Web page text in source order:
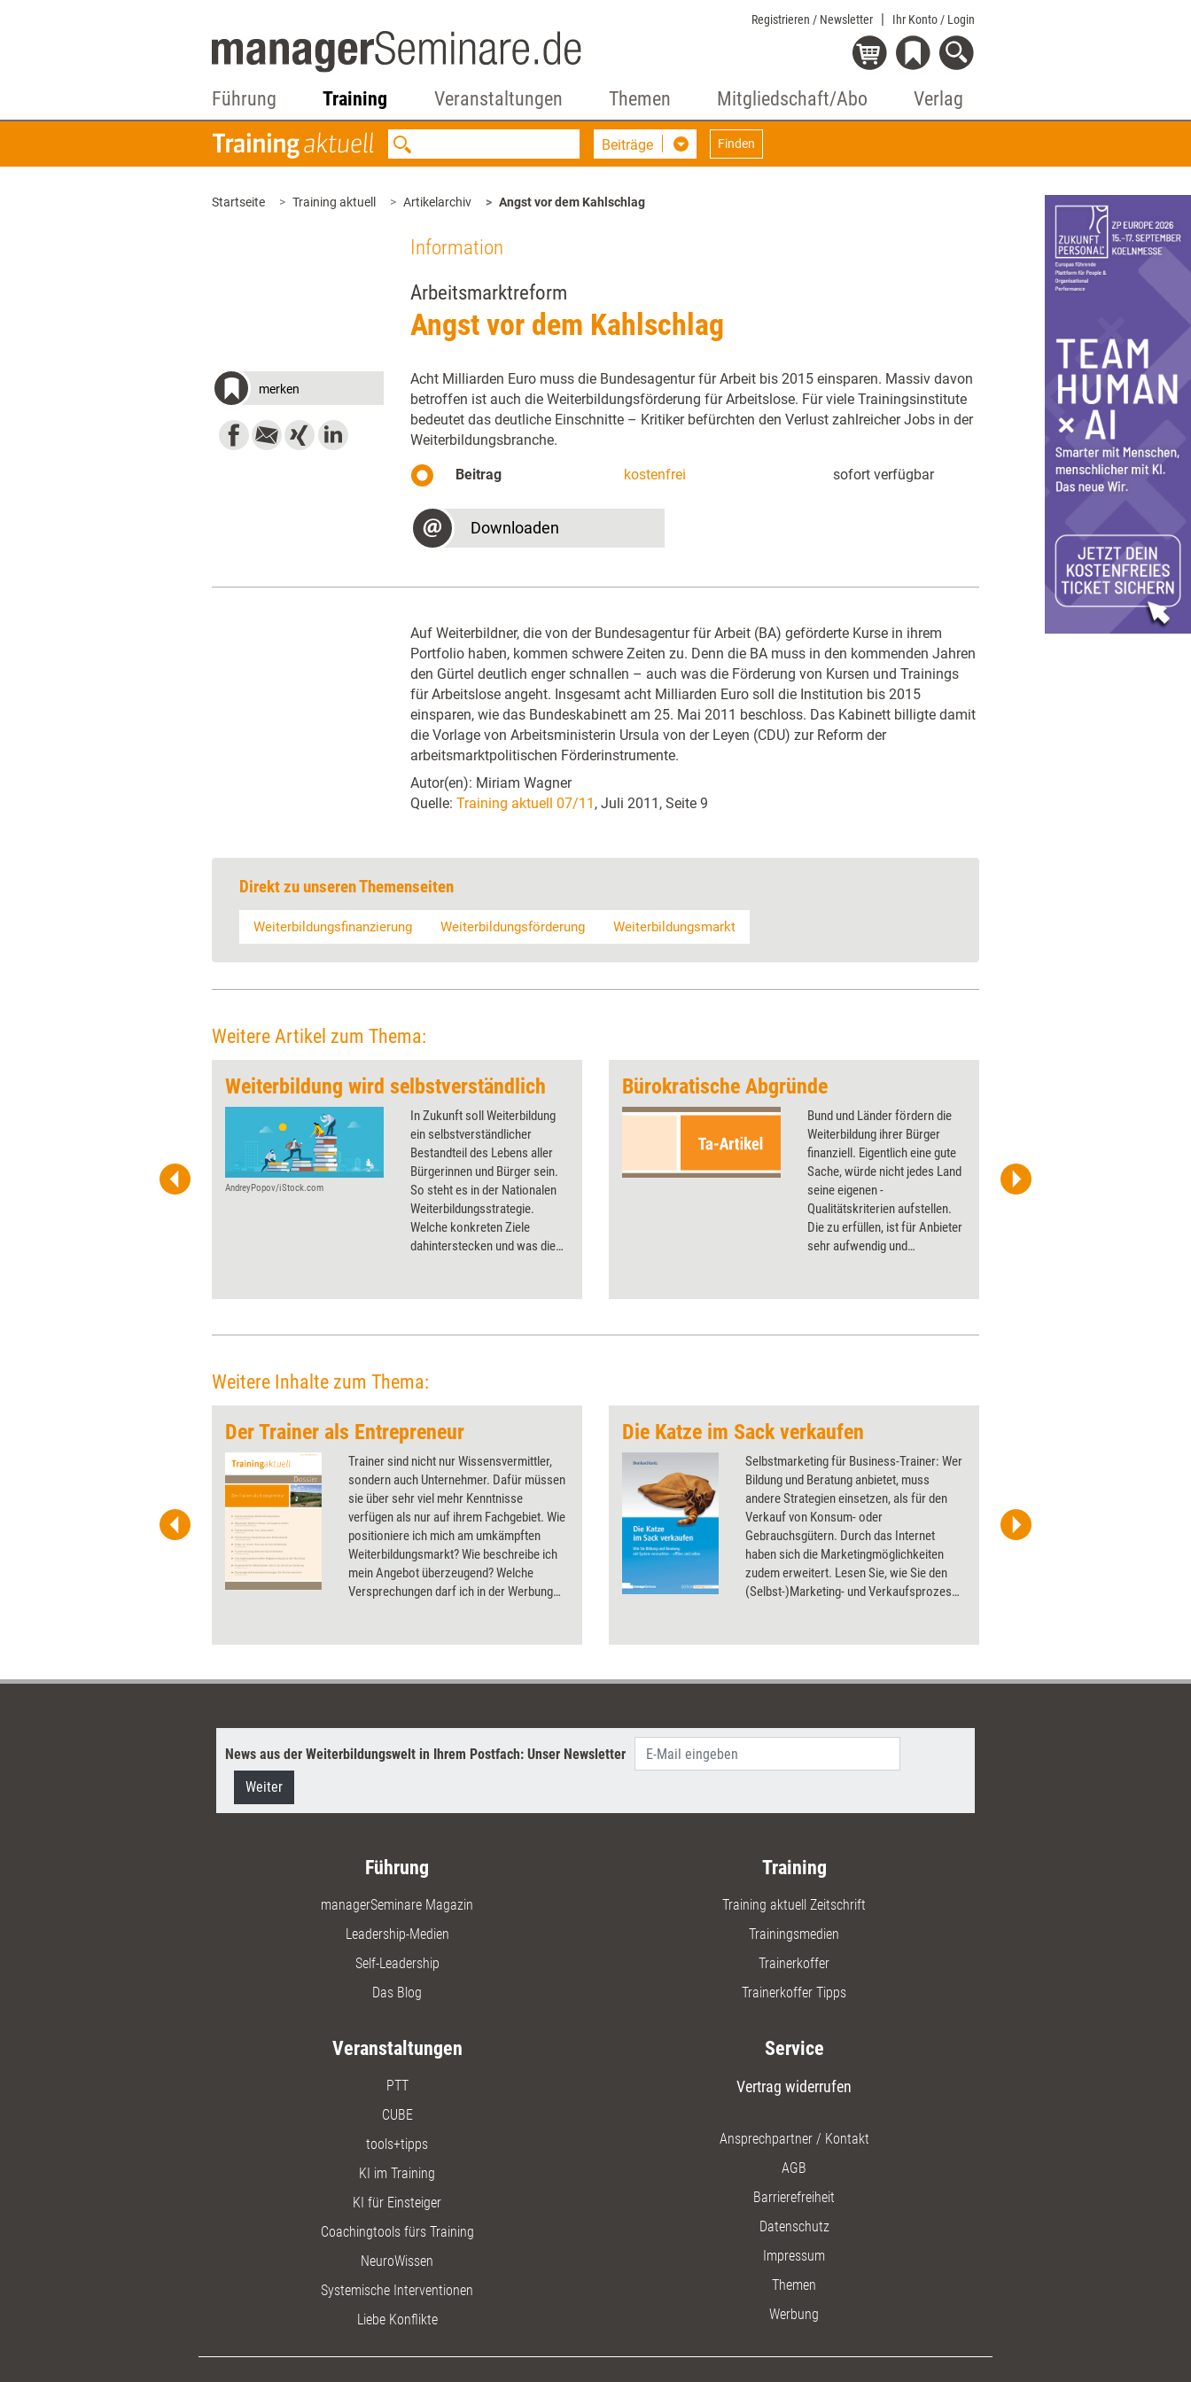
Registrieren / Newsletter Ihr Konto / Login
Führung Training Veranstaltungen Themen Mitgliedschaft/Abo Verlag
Beiträge Finden
Startseite Training aktuell Artikelarchiv Angst vor dem Kahlschlag
Information
Arbeitsmarktreform
Angst vor dem Kahlschlag
merken
Acht Milliarden Euro muss die Bundesagentur für Arbeit bis 2015 einsparen. Massiv davon
betroffen ist auch die Weiterbildungsförderung für Arbeitslose. Für viele Trainingsinstitute
bedeutet das deutliche Einschnitte – Kritiker befürchten den Verlust zahlreicher Jobs in der
Weiterbildungsbranche.
Beitrag kostenfrei sofort verfügbar
Downloaden
Auf Weiterbildner, die von der Bundesagentur für Arbeit (BA) geförderte Kurse in ihrem
Portfolio haben, kommen schwere Zeiten zu. Denn die BA muss in den kommenden Jahren
den Gürtel deutlich enger schnallen – auch was die Förderung von Kursen und Trainings
für Arbeitslose angeht. Insgesamt acht Milliarden Euro soll die Institution bis 2015
einsparen, wie das Bundeskabinett am 25. Mai 2011 beschloss. Das Kabinett billigte damit
die Vorlage von Arbeitsministerin Ursula von der Leyen (CDU) zur Reform der
arbeitsmarktpolitischen Förderinstrumente.
Autor(en): Miriam Wagner
Quelle: Training aktuell 07/11 , Juli 2011, Seite 9
Direkt zu unseren Themenseiten
Weiterbildungsfinanzierung Weiterbildungsförderung Weiterbildungsmarkt
Weitere Artikel zum Thema:
Weiterbildung wird selbstverständlich
AndreyPopov/iStock.com
In Zukunft soll Weiterbildung
ein selbstverständlicher
Bestandteil des Lebens aller
Bürgerinnen und Bürger sein.
So steht es in der Nationalen
Weiterbildungsstrategie.
Welche konkreten Ziele
dahinterstecken und was diese
Bürokratische Abgründe
Bund und Länder fördern die
Weiterbildung ihrer Bürger
finanziell. ­Eigentlich eine gute
Sache, würde nicht jedes Land
seine eigenen ­
Qualitätskriterien aufstellen.
Die zu erfüllen, ist für Anbieter
sehr aufwendig und
Stäudner.
racorn/Shutterstock
Weitere Inhalte zum Thema:
Der Trainer als Entrepreneur
Trainer sind nicht nur Wissensvermittler,
sondern auch Unternehmer. Dafür müssen
sie über sehr viel mehr Kenntnisse
verfügen als nur auf ihrem Fachgebiet. Wie
positioniere ich mich am umkämpften
Weiterbildungsmarkt? Wie beschreibe ich
mein Angebot überzeugend? Welche
Versprechungen darf ich in der Werbung
Die Katze im Sack verkaufen
Selbstmarketing für Business-Trainer: Wer
Bildung und Beratung anbietet, muss
andere Strategien einsetzen, als für den
Verkauf von Konsum- oder
Gebrauchsgütern. Durch das Internet
haben sich die Marketingmöglichkeiten
zudem erweitert. Lesen Sie, wie Sie den
(Selbst-)Marketing- und Verkaufsprozess
Sie sich mit System Ihren Markt
News aus der Weiterbildungswelt in Ihrem Postfach: Unser Newsletter
Weiter
Führung
managerSeminare Magazin
Leadership-Medien
Self-Leadership
Das Blog
Training
Training aktuell Zeitschrift
Trainingsmedien
Trainerkoffer
Trainerkoffer Tipps
Veranstaltungen
PTT
CUBE
tools+tipps
KI im Training
KI für Einsteiger
Coachingtools fürs Training
NeuroWissen
Systemische Interventionen
Liebe Konflikte
Service
Vertrag widerrufen
Ansprechpartner / Kontakt
AGB
Barrierefreiheit
Datenschutz
Impressum
Themen
Werbung